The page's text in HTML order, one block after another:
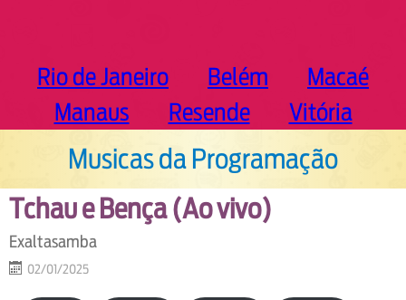
Rio de Janeiro Belém
Macaé
Manaus
Resende Vitória
Musicas da Programação
Tchau e Bença (Ao vivo)
Exaltasamba
02/01/2025